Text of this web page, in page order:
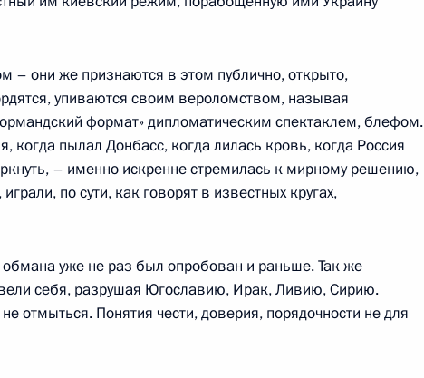
о ситуации на фронте
Кремль
международного
Петербург
– они же признаются в этом публично, открыто,
упиваются своим вероломством, называя
формат» дипломатическим спектаклем, блефом.
когда пылал Донбасс, когда лилась кровь, когда Россия
– именно искренне стремилась к мирному решению,
по сути, как говорят в известных кругах,
обмана уже не раз был опробован и раньше. Так же
себя, разрушая Югославию, Ирак, Ливию, Сирию.
отмыться. Понятия чести, доверия, порядочности не для